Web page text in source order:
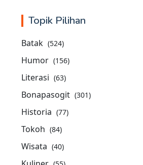
Topik Pilihan
Batak (524)
Humor (156)
Literasi (63)
Bonapasogit (301)
Historia (77)
Tokoh (84)
Wisata (40)